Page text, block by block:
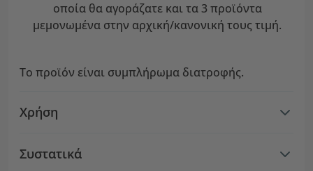
οποία θα αγοράζατε και τα 3 προϊόντα
μεμονωμένα στην αρχική/κανονική τους τιμή.
Το προϊόν είναι συμπλήρωμα διατροφής.
Χρήση
Συστατικά